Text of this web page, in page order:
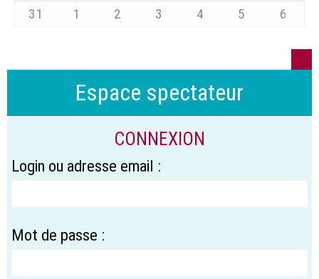
31
1 2 3 4 5 6
Espace spectateur
CONNEXION
Login ou adresse email :
Mot de passe :